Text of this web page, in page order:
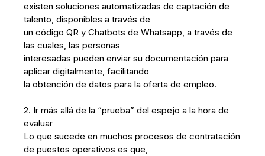
existen soluciones automatizadas de captación de
talento, disponibles a través de
un código QR y Chatbots de Whatsapp, a través de
las cuales, las personas
interesadas pueden enviar su documentación para
aplicar digitalmente, facilitando
la obtención de datos para la oferta de empleo.
2. Ir más allá de la “prueba” del espejo a la hora de
evaluar
Lo que sucede en muchos procesos de contratación
de puestos operativos es que,